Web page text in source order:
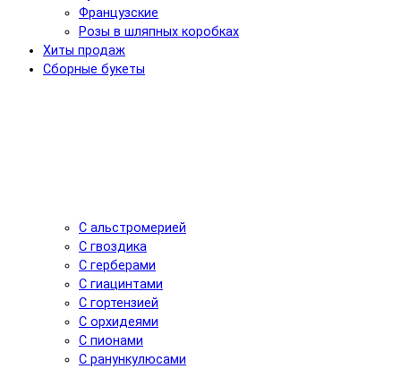
Французские
Розы в шляпных коробках
Хиты продаж
Сборные букеты
С альстромерией
С гвоздика
С герберами
С гиацинтами
С гортензией
С орхидеями
С пионами
С ранункулюсами